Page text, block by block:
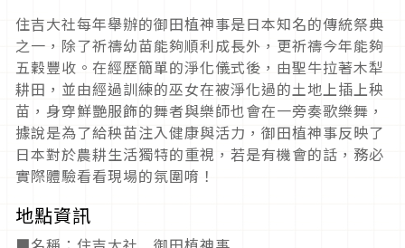
住吉大社每年舉辦的御田植神事是日本知名的傳統祭典
之一，除了祈禱幼苗能夠順利成長外，更祈禱今年能夠
五穀豐收。在經歷簡單的淨化儀式後，由聖牛拉著木犁
耕田，並由經過訓練的巫女在被淨化過的土地上插上秧
苗，身穿鮮艷服飾的舞者與樂師也會在一旁奏歌樂舞，
據說是為了給秧苗注入健康與活力，御田植神事反映了
日本對於農耕生活獨特的重視，若是有機會的話，務必
實際體驗看看現場的氛圍唷！
地點資訊